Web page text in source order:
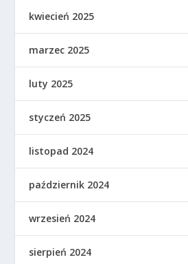
kwiecień 2025
marzec 2025
luty 2025
styczeń 2025
listopad 2024
październik 2024
wrzesień 2024
sierpień 2024